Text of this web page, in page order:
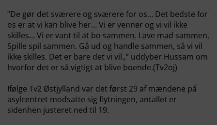
“De gør det sværere og sværere for os… Det bedste for
os er at vi kan blive her… Vi er venner og vi vil ikke
skilles… Vi er vant til at bo sammen. Lave mad sammen.
Spille spil sammen. Gå ud og handle sammen, så vi vil
ikke skilles. Det er bare det vi vil.,” uddyber Hussam om
hvorfor det er så vigtigt at blive boende.(Tv2oj)
Ifølge Tv2 Østjylland var det først 29 af mændene på
asylcentret modsatte sig flytningen, antallet er
sidenhen justeret ned til 19.